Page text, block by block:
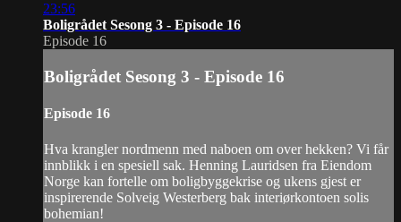
23:56
Boligrådet Sesong 3 - Episode 16
Episode 16
Boligrådet Sesong 3 - Episode 16
Episode 16
Hva krangler nordmenn med naboen om over hekken? Vi får
innblikk i en spesiell sak. Henning Lauridsen fra Eiendom
Norge kan fortelle om boligbyggekrise og ukens gjest er
inspirerende Solveig Westerberg bak interiørkontoen solis
bohemian!